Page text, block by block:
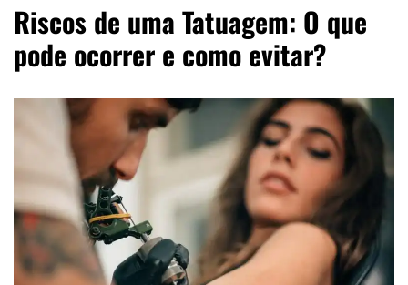
Riscos de uma Tatuagem: O que
pode ocorrer e como evitar?